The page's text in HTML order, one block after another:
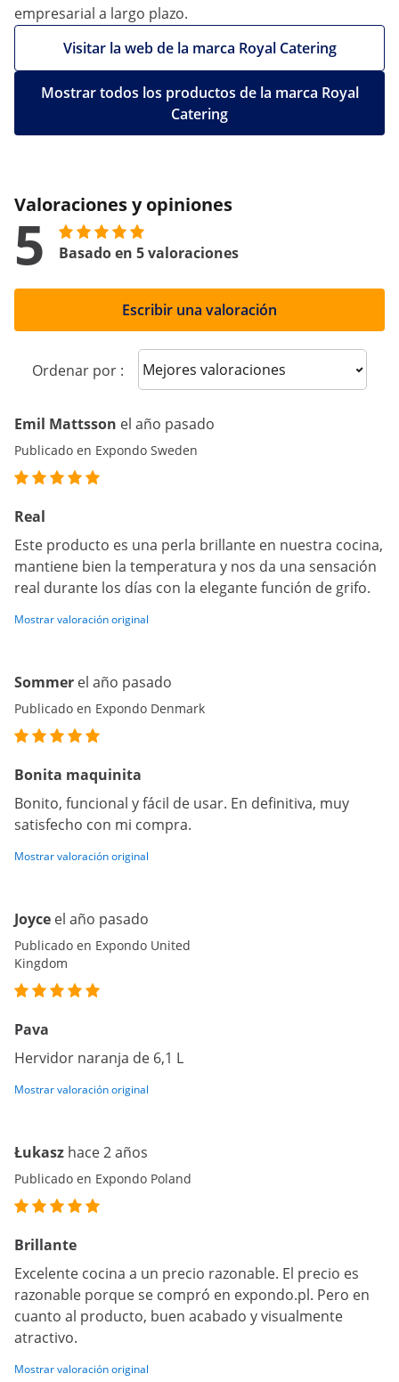
empresarial a largo plazo.
Visitar la web de la marca Royal Catering
Mostrar todos los productos de la marca Royal
Catering
Valoraciones y opiniones
5 Basado en 5 valoraciones
Escribir una valoración
Ordenar por : Sort reviews
Emil Mattsson el año pasado
Publicado en Expondo Sweden
Real
Este producto es una perla brillante en nuestra cocina,
mantiene bien la temperatura y nos da una sensación
real durante los días con la elegante función de grifo.
Mostrar valoración original
Sommer el año pasado
Publicado en Expondo Denmark
Bonita maquinita
Bonito, funcional y fácil de usar. En definitiva, muy
satisfecho con mi compra.
Mostrar valoración original
Joyce el año pasado
Publicado en Expondo United
Kingdom
Pava
Hervidor naranja de 6,1 L
Mostrar valoración original
Łukasz hace 2 años
Publicado en Expondo Poland
Brillante
Excelente cocina a un precio razonable. El precio es
razonable porque se compró en expondo.pl. Pero en
cuanto al producto, buen acabado y visualmente
atractivo.
Mostrar valoración original